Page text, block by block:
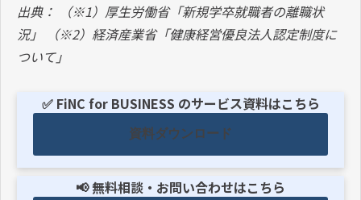
出典：
（※1）厚生労働省「新規学卒就職者の離職状
況」
（※2）経済産業省「健康経営優良法人認定制度に
ついて」
✅ FiNC for BUSINESS のサービス資料はこちら
資料ダウンロード
📢 無料相談・お問い合わせはこちら